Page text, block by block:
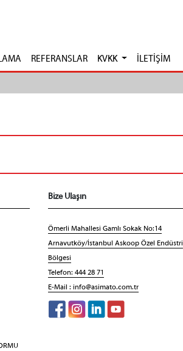
REFERANSLAR KVKK İLETİŞİM
Bize Ulaşın
Ömerli Mahallesi Gamlı Sokak No:14
Arnavutköy/İstanbul Askoop Özel Endüstri
Bölgesi
Telefon: 444 28 71
E-Mail : info@asimato.com.tr